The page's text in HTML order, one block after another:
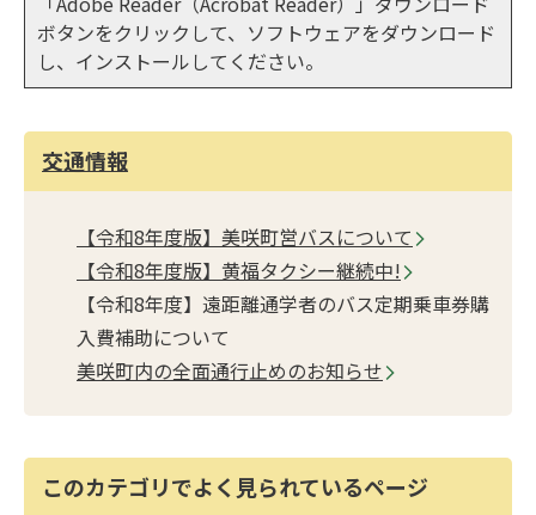
ボタンをクリックして、ソフトウェアをダウンロード
し、インストールしてください。
交通情報
【令和8年度版】美咲町営バスについて
【令和8年度版】黄福タクシー継続中!
【令和8年度】遠距離通学者のバス定期乗車券購
入費補助について
美咲町内の全面通行止めのお知らせ
このカテゴリでよく見られているページ